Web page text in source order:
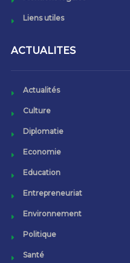
Liens utiles
ACTUALITES
Actualités
Culture
Diplomatie
Economie
Education
Entrepreneuriat
Environnement
Politique
Santé